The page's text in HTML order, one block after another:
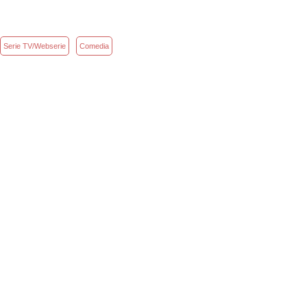
Serie TV/Webserie Comedia